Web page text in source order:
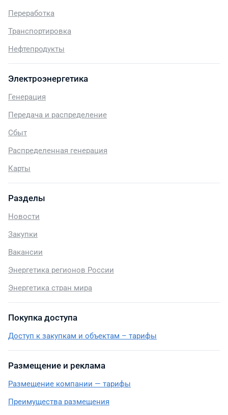
Переработка
Транспортировка
Нефтепродукты
Электроэнергетика
Генерация
Передача и распределение
Сбыт
Распределенная генерация
Карты
Разделы
Новости
Закупки
Вакансии
Энергетика регионов России
Энергетика стран мира
Покупка доступа
Доступ к закупкам и объектам – тарифы
Размещение и реклама
Размещение компании — тарифы
Преимущества размещения